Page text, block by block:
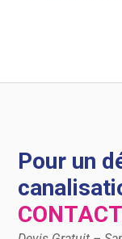
Pour un